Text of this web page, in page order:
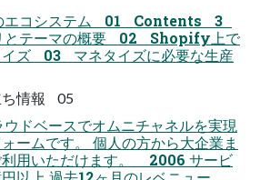
エコシステム 01 Contents 3
とテーマの概要 02 Shopify上で
イズ 03 マネタイズに必要な生産
ち情報 05
ドベースでオムニチャネルを実現
ームです。 個人の方から大企業ま
利用いただけます。 2006 サービ